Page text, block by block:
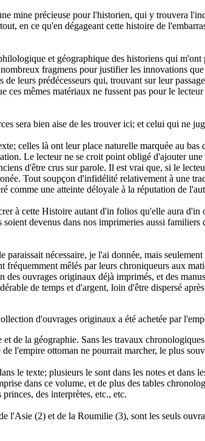
mine précieuse pour l'historien, qui y trouvera
en ce qu'en dégageant cette histoire de
et géographique des historiens qui
fragmens pour justifier les innovations
leurs prédécesseurs qui, trouvant sur leur
mêmes matériaux ne fussent pas pour le
sera bien aise de les trouver ici; et celui qui ne
celles là ont leur place naturelle marquée au
Le lecteur ne se croit point obligé d'ajouter
d'être crus sur parole. Il est vrai que, si le
Tout soupçon d'infidélité relativement à une
comme une atteinte déloyale à la réputation de
à cette Histoire autant d'in folios qu'elle aura
devenus dans nos imprimeries aussi
nécessaire, je l'ai donnée, mais
mêlés par leurs chroniqueurs aux
ouvrages originaux déjà imprimés, et des
de temps et d'argent, loin d'être dispersé
d'ouvrages originaux a été achetée par
de la géographie. Sans les travaux
l'empire ottoman ne pourrait marcher, le plus
le texte; plusieurs le sont dans les notes et dans
dans ce volume, et de plus des tables
des interprètes, etc., etc.
l'Asie (2) et de la Roumilie (3), sont les seuls